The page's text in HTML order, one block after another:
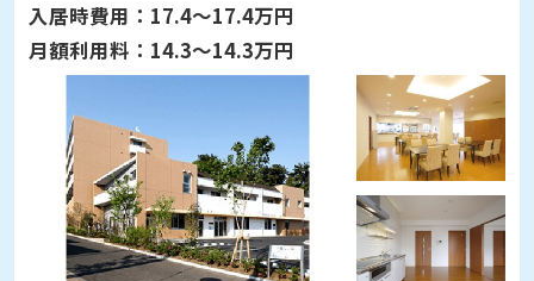
入居時費用： 17.4～17.4万円
月額利用料： 14.3～14.3万円